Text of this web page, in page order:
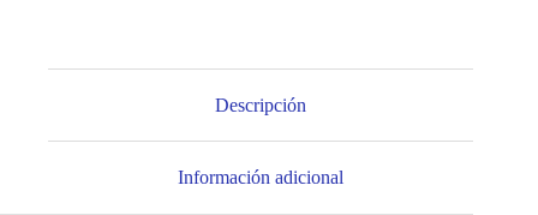
Descripción
Información adicional